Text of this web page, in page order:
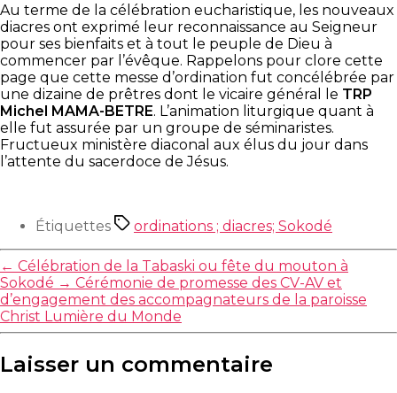
Au terme de la célébration eucharistique, les nouveaux
diacres ont exprimé leur reconnaissance au Seigneur
pour ses bienfaits et à tout le peuple de Dieu à
commencer par l’évêque. Rappelons pour clore cette
page que cette messe d’ordination fut concélébrée par
une dizaine de prêtres dont le vicaire général le TRP
Michel MAMA-BETRE. L’animation liturgique quant à
elle fut assurée par un groupe de séminaristes.
Fructueux ministère diaconal aux élus du jour dans
l’attente du sacerdoce de Jésus.
Étiquettes ordinations ; diacres; Sokodé
← Célébration de la Tabaski ou fête du mouton à
Sokodé → Cérémonie de promesse des CV-AV et
d’engagement des accompagnateurs de la paroisse
Christ Lumière du Monde
Laisser un commentaire